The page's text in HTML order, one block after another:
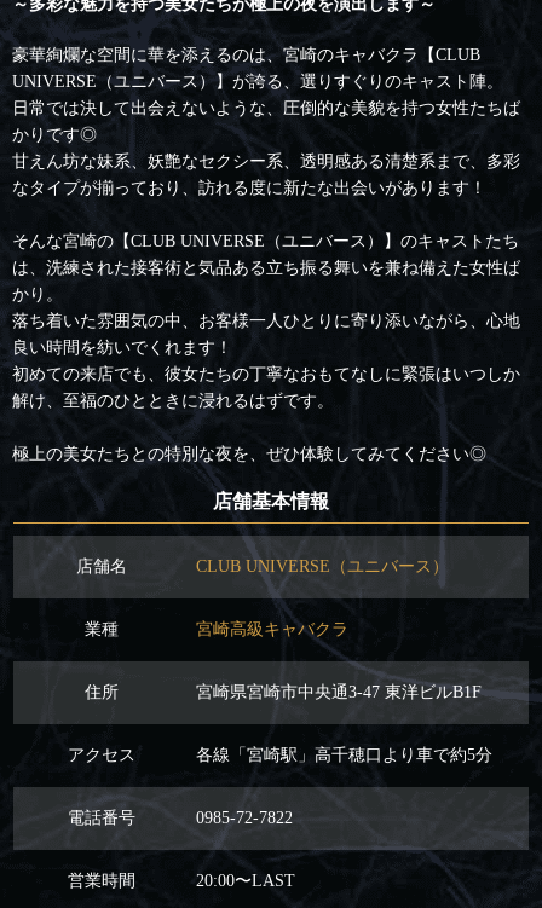
～多彩な魅力を持つ美女たちが極上の夜を演出します～
豪華絢爛な空間に華を添えるのは、宮崎のキャバクラ【CLUB
UNIVERSE（ユニバース）】が誇る、選りすぐりのキャスト陣。
日常では決して出会えないような、圧倒的な美貌を持つ女性たちば
かりです◎
甘えん坊な妹系、妖艶なセクシー系、透明感ある清楚系まで、多彩
なタイプが揃っており、訪れる度に新たな出会いがあります！
そんな宮崎の【CLUB UNIVERSE（ユニバース）】のキャストたち
は、洗練された接客術と気品ある立ち振る舞いを兼ね備えた女性ば
かり。
落ち着いた雰囲気の中、お客様一人ひとりに寄り添いながら、心地
良い時間を紡いでくれます！
初めての来店でも、彼女たちの丁寧なおもてなしに緊張はいつしか
解け、至福のひとときに浸れるはずです。
極上の美女たちとの特別な夜を、ぜひ体験してみてください◎
店舗基本情報
店舗名 CLUB UNIVERSE（ユニバース）
業種 宮崎高級キャバクラ
住所 宮崎県宮崎市中央通3-47 東洋ビルB1F
アクセス 各線「宮崎駅」高千穂口より車で約5分
電話番号 0985-72-7822
営業時間 20:00〜LAST